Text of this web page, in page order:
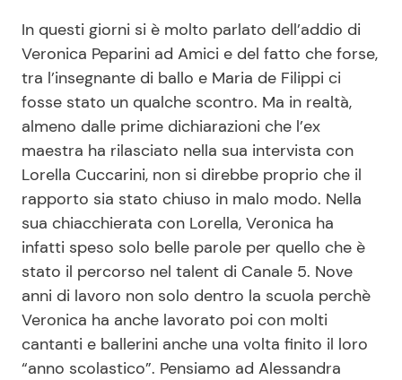
Casa
Moda e Style
Mondo Mamma
News benessere
Salute
Viaggi e Turismo
Festività
Consigli di Cucina
Dolci
Le Ricette in TV
Primi Piatti
Ricette Facili e Veloci
Ricette Feste
Ricette per Bambini
In questi giorni si è molto parlato dell’addio di
Veronica Peparini ad Amici e del fatto che forse,
tra l’insegnante di ballo e Maria de Filippi ci
fosse stato un qualche scontro. Ma in realtà,
almeno dalle prime dichiarazioni che l’ex
maestra ha rilasciato nella sua intervista con
Lorella Cuccarini, non si direbbe proprio che il
rapporto sia stato chiuso in malo modo. Nella
sua chiacchierata con Lorella, Veronica ha
infatti speso solo belle parole per quello che è
stato il percorso nel talent di Canale 5. Nove
anni di lavoro non solo dentro la scuola perchè
Veronica ha anche lavorato poi con molti
cantanti e ballerini anche una volta finito il loro
“anno scolastico”. Pensiamo ad Alessandra